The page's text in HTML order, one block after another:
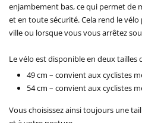
enjambement bas, ce qui permet de
et en toute sécurité. Cela rend le
ville ou lorsque vous vous arrêtez
Le vélo est disponible en deux tailles
49 cm – convient aux cyclistes
54 cm – convient aux cyclistes
Vous choisissez ainsi toujours une